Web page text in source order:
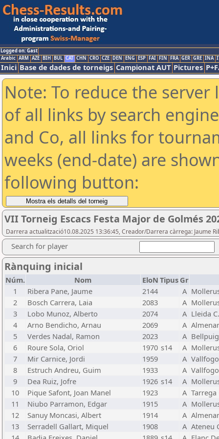
Logged on: Gast
Arabic ARM AZE BIH BUL CAT CHN CRO CZE DEN ENG ESP FAI FIN FRA GER GRE INA
Inici Base de dades de torneigs Campionat AUT Pictures
Note: To reduce the
of all links by search
and Co, all links for
weeks (end-date) are
following button:
VII Torneig Escacs Festa Major de Golmés
Darrera actualització10.08.2025 13:36:45, Creador/Darrera càrrega: Jaume
Search for player
Rànquing inicial
Núm. Nom EloN Tipus Gr
1
Ribera Pane, Jaume 2144 A
2
Bosch Carrera, Laia 2083 A
3
Lobo Munoz, Alberto 2074 A Lleida
4
Arno Bendicho, Arnau 2069 A
5
Verdes Nadal, Ramon 2023 A
6
Roure Sola, Oriol 1970 s14 A
7
Mir Carnice, Jordi 1959 A
8
Estruch Andreu, Guim 1933 A
9
Dea Ruiz, Jofre 1926 s14 A
10
Pique Safont, Joan Manel 1923 A Tarrega
11
Niubo Parramon, Edgar 1915 A
12
Sanuy Moncasi, Albert 1914 A
13
Serradell Gallart, Miquel 1908 A Ateneu